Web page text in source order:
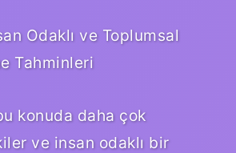
Odaklı ve Toplumsal
Tahminleri
konuda daha çok
ve insan odaklı bir